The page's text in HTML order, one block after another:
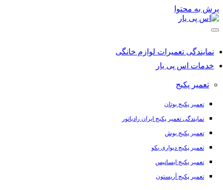
پرش به محتوا
نمایندگی تعمیرات لوازم خانگی
خدمات اس پی یار
تعمیر پکیج
تعمیر پکیج بوتان
نمایندگی تعمیر پکیج ایران رادیاتور
تعمیر پکیج بوش
تعمیر پکیج دیواری بکو
تعمیر پکیج ایساتیس
تعمیر پکیج آریستون